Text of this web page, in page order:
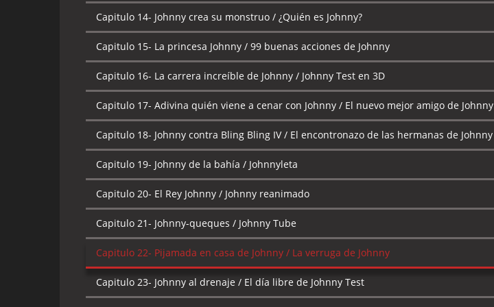
Capitulo 14- Johnny crea su monstruo / ¿Quién es Johnny?
Capitulo 15- La princesa Johnny / 99 buenas acciones de Johnny
Capitulo 16- La carrera increíble de Johnny / Johnny Test en 3D
Capitulo 17- Adivina quién viene a cenar con Johnny / El nuevo mejor amigo de Johnny
Capitulo 18- Johnny contra Bling Bling IV / El encontronazo de las hermanas de Johnny
Capitulo 19- Johnny de la bahía / Johnnyleta
Capitulo 20- El Rey Johnny / Johnny reanimado
Capitulo 21- Johnny-queques / Johnny Tube
Capitulo 22- Pijamada en casa de Johnny / La verruga de Johnny
Capitulo 23- Johnny al drenaje / El día libre de Johnny Test